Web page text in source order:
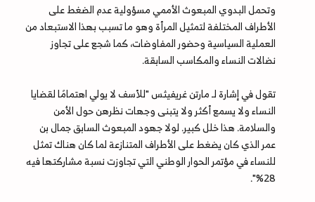
وتحمل البدوي المبعوث الأممي مسؤولية عدم الضغط على
الأطراف المختلفة لتمثيل المرأة وهو ما تسبب بهذا الاستبعاد من
العملية السياسية وحضور المفاوضات، كما شجع على تجاوز
نضالات النساء والمكاسب السابقة.
تقول في إشارة لـ مارتن غريفيثس "للأسف لا يولي اهتمامًا لقضايا
النساء ولا يسمع أكثر ولا يتبنى وجهات نظرهن حول الأمن
والسلامة. هذا خلل كبير. لولا جهود المبعوث السابق جمال بن
عمر الذي كان يضغط على الأطراف المتنازعة لما كان هناك تمثل
للنساء في مؤتمر الحوار الوطني التي تجاوزت نسبة مشاركتها فيه
28%".